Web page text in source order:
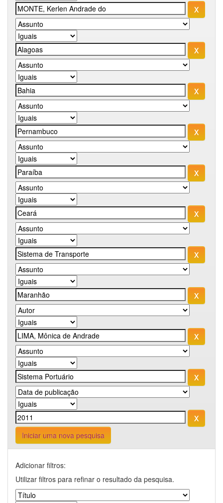
Iniciar uma nova pesquisa
Adicionar filtros:
Utilizar filtros para refinar o resultado da pesquisa.